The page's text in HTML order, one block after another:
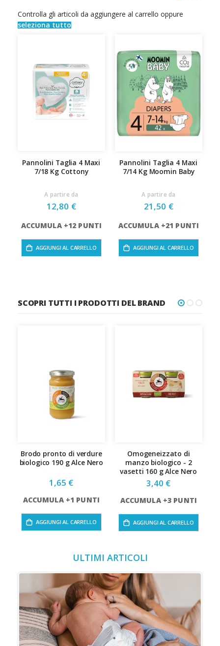
Controlla gli articoli da aggiungere al carrello oppure
seleziona tutto
Pannolini Taglia 4 Maxi
7/18 Kg Cottony
A partire da
12,80 €
ACCUMULA +12 PUNTI
AGGIUNGI AL CARRELLO
Pannolini Taglia 4 Maxi
7/14 Kg Moomin Baby
A partire da
21,50 €
ACCUMULA +21 PUNTI
AGGIUNGI AL CARRELLO
SCOPRI TUTTI I PRODOTTI DEL BRAND
Brodo pronto di verdure
biologico 190 g Alce Nero
1,65 €
ACCUMULA +1 PUNTI
AGGIUNGI AL CARRELLO
Omogeneizzato di
manzo biologico - 2
vasetti 160 g Alce Nero
3,40 €
ACCUMULA +3 PUNTI
AGGIUNGI AL CARRELLO
ULTIMI ARTICOLI